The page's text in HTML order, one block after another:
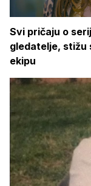
Svi pričaju o
gledatelje, stižu
ekipu